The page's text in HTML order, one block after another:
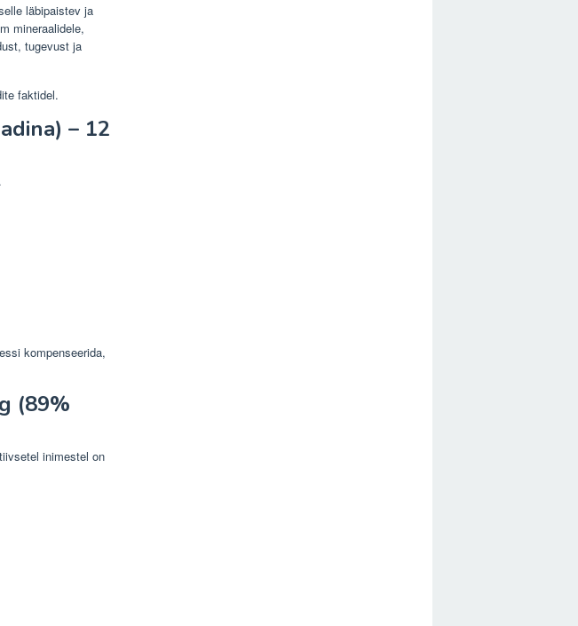
läbipaistev ja
mineraalidele,
tugevust ja
faktidel.
– 12
kompenseerida,
(89%
inimestel on